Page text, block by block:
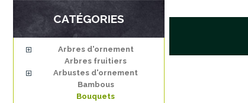
CATÉGORIES
Arbres d'ornement
Arbres fruitiers
Arbustes d'ornement
Bambous
Bouquets